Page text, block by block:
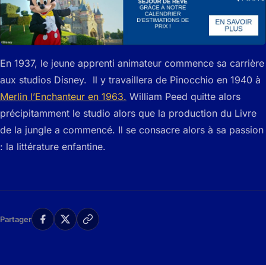
En 1937, le jeune apprenti animateur commence sa carrière
aux studios Disney. Il y travaillera de Pinocchio en 1940 à
Merlin l’Enchanteur en 1963. William Peed quitte alors
précipitamment le studio alors que la production du Livre
de la jungle a commencé. Il se consacre alors à sa passion
: la littérature enfantine.
Partager